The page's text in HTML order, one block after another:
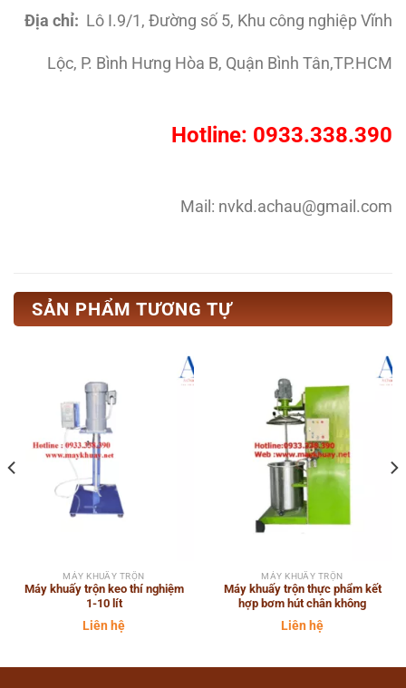
Địa chỉ: Lô I.9/1, Đường số 5, Khu công nghiệp Vĩnh
Lộc, P. Bình Hưng Hòa B, Quận Bình Tân,TP.HCM
Hotline: 0933.338.390
Mail: nvkd.achau@gmail.com
SẢN PHẨM TƯƠNG TỰ
MÁY KHUẤY TRỘN
Máy khuấy trộn keo thí nghiệm
1-10 lít
Liên hệ
MÁY KHUẤY TRỘN
Máy khuấy trộn thực phẩm kết
hợp bơm hút chân không
Liên hệ